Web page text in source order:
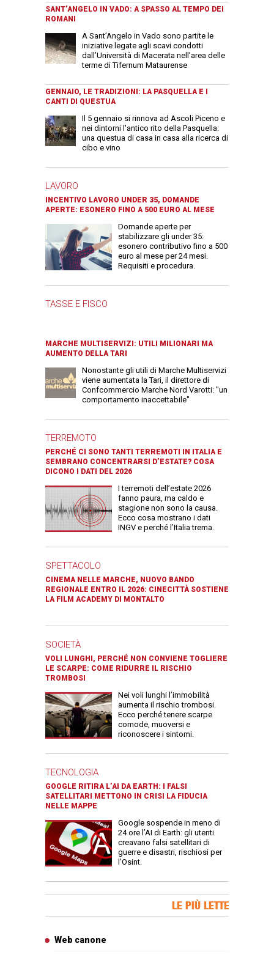
SANT’ANGELO IN VADO: A SPASSO AL TEMPO DEI
ROMANI
A Sant’Angelo in Vado sono partite le
iniziative legate agli scavi condotti
dall’Università di Macerata nell’area delle
terme di Tifernum Mataurense
GENNAIO, LE TRADIZIONI: LA PASQUELLA E I
CANTI DI QUESTUA
Il 5 gennaio si rinnova ad Ascoli Piceno e
nei dintorni l'antico rito della Pasquella:
una questua di casa in casa alla ricerca di
cibo e vino
LAVORO
INCENTIVO LAVORO UNDER 35, DOMANDE
APERTE: ESONERO FINO A 500 EURO AL MESE
Domande aperte per
stabilizzare gli under 35:
esonero contributivo fino a 500
euro al mese per 24 mesi.
Requisiti e procedura.
TASSE E FISCO
MARCHE MULTISERVIZI: UTILI MILIONARI MA
AUMENTO DELLA TARI
Nonostante gli utili di Marche Multiservizi
viene aumentata la Tari, il direttore di
Confcommercio Marche Nord Varotti: "un
comportamento inaccettabile"
TERREMOTO
PERCHÉ CI SONO TANTI TERREMOTI IN ITALIA E
SEMBRANO CONCENTRARSI D’ESTATE? COSA
DICONO I DATI DEL 2026
I terremoti dell’estate 2026
fanno paura, ma caldo e
stagione non sono la causa.
Ecco cosa mostrano i dati
INGV e perché l’Italia trema.
SPETTACOLO
CINEMA NELLE MARCHE, NUOVO BANDO
REGIONALE ENTRO IL 2026: CINECITTÀ SOSTIENE
LA FILM ACADEMY DI MONTALTO
SOCIETÀ
VOLI LUNGHI, PERCHÉ NON CONVIENE TOGLIERE
LE SCARPE: COME RIDURRE IL RISCHIO
TROMBOSI
Nei voli lunghi l’immobilità
aumenta il rischio trombosi.
Ecco perché tenere scarpe
comode, muoversi e
riconoscere i sintomi.
TECNOLOGIA
GOOGLE RITIRA L’AI DA EARTH: I FALSI
SATELLITARI METTONO IN CRISI LA FIDUCIA
NELLE MAPPE
Google sospende in meno di
24 ore l’AI di Earth: gli utenti
creavano falsi satellitari di
guerre e disastri, rischiosi per
l’Osint.
LE PIÙ LETTE
Web canone